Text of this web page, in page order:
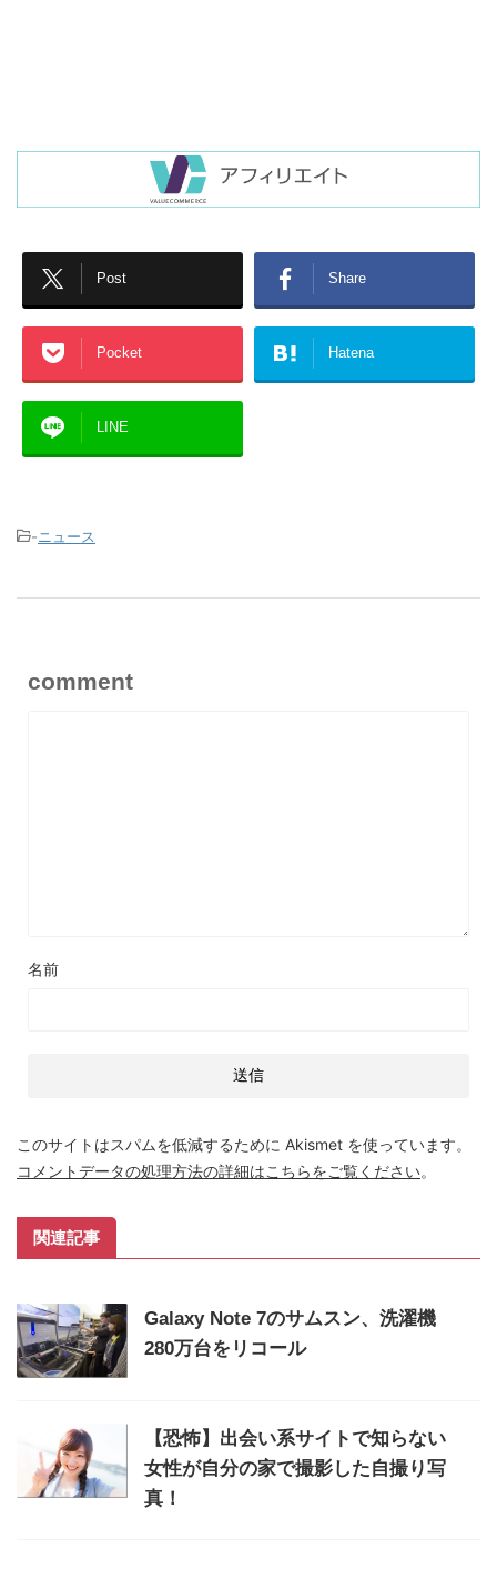
Post Share
Pocket Hatena
LINE
-ニュース
comment
名前
このサイトはスパムを低減するために Akismet を使っています。
コメントデータの処理方法の詳細はこちらをご覧ください。
関連記事
Galaxy Note 7のサムスン、洗濯機
280万台をリコール
【恐怖】出会い系サイトで知らない
女性が自分の家で撮影した自撮り写
真！